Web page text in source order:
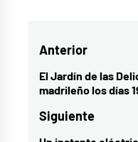
Navegación
de
Anterior
Entrada
anterior:
El Jardín de las
madrileño los días
Siguiente